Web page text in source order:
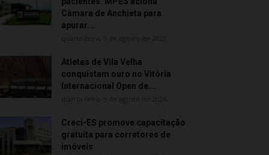
Câmara de Anchieta para
apurar...
Atletas de Vila Velha
conquistam ouro no Vitória
Internacional Open de...
Creci-ES promove capacitação
gratuita para corretores de
imóveis